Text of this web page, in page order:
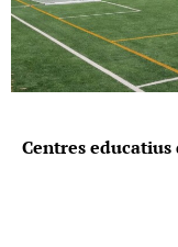
Centres